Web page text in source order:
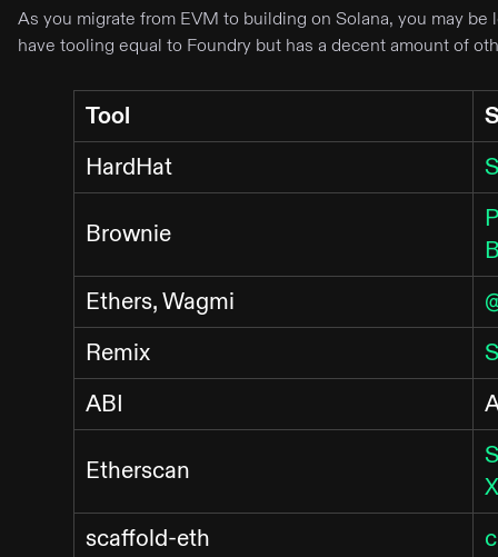
As you migrate from EVM to building on Solana, you may
have tooling equal to Foundry but has a decent amount of
Tool
HardHat
Brownie
Ethers, Wagmi
Remix
ABI
Etherscan
scaffold-eth